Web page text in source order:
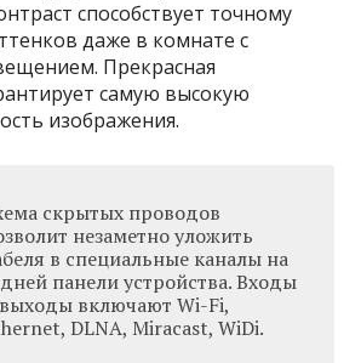
способствует точному
даже в комнате с
Прекрасная
самую высокую
изображения.
скрытых проводов
незаметно уложить
в специальные каналы на
панели устройства. Входы
включают Wi-Fi,
DLNA, Miracast, WiDi.